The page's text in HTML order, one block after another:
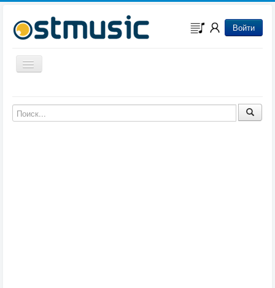
Войти
Включить/выключить навигацию
Музыка из мультфильмов
Музыка из сериалов